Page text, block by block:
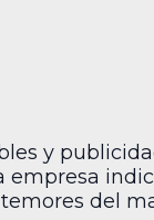
y
empresa
del